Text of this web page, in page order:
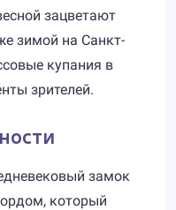
зацветают
зимой на Санкт-
купания в
зрителей.
замок
который